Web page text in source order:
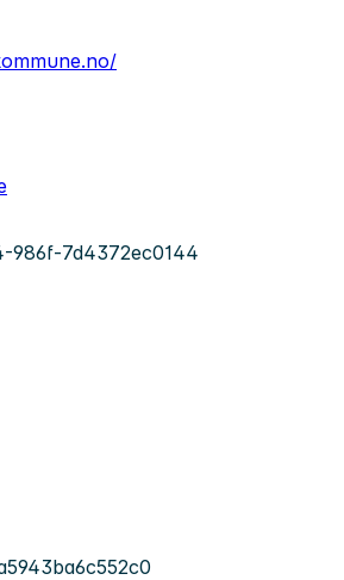
986f-7d4372ec0144